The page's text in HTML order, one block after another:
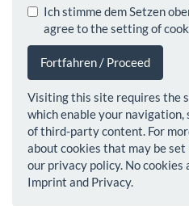
Ich stimme dem Setzen
agree to the setting of
Fortfahren / Proceed
Visiting this site requires the
which enable your navigation,
of third-party content. For
about cookies that may be
our privacy policy. No cookies
Imprint and Privacy.